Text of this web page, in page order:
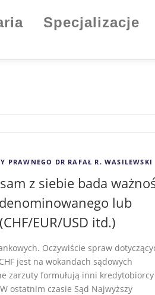
Specjalizacje
PRAWNEGO DR RAFAŁ R. WASILEWSKI
z siebie bada
lub
EUR/USD itd.)
Oczywiście spraw
jest na wokandach sądowych
zarzuty formułują inni kredytobiorcy
ostatnim czasie Sąd Najwyższy